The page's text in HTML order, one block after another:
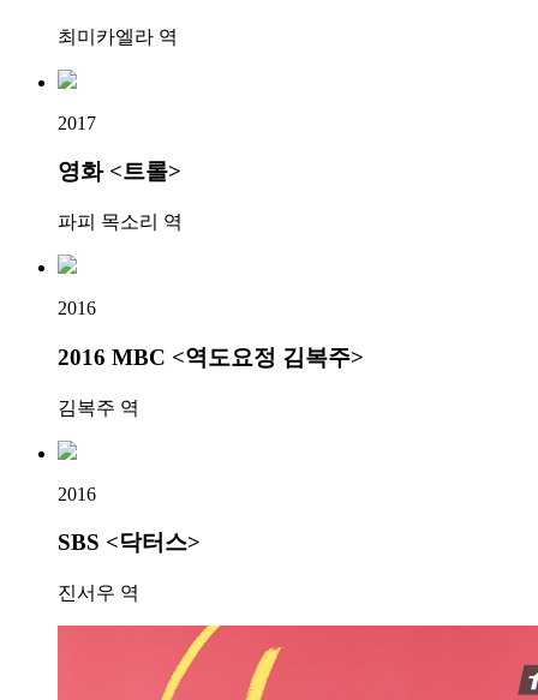
최미카엘라 역
2017
영화 <트롤>
파피 목소리 역
2016
2016 MBC <역도요정 김복주>
김복주 역
2016
SBS <닥터스>
진서우 역